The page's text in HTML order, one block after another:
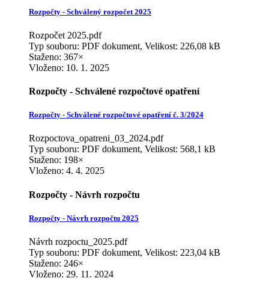
Rozpočty - Schválený rozpočet 2025
Rozpočet 2025.pdf
Typ souboru: PDF dokument, Velikost: 226,08 kB
Staženo: 367×
Vloženo: 10. 1. 2025
Rozpočty - Schválené rozpočtové opatření
Rozpočty - Schválené rozpočtové opatření č. 3/2024
Rozpoctova_opatreni_03_2024.pdf
Typ souboru: PDF dokument, Velikost: 568,1 kB
Staženo: 198×
Vloženo: 4. 4. 2025
Rozpočty - Návrh rozpočtu
Rozpočty - Návrh rozpočtu 2025
Návrh rozpoctu_2025.pdf
Typ souboru: PDF dokument, Velikost: 223,04 kB
Staženo: 246×
Vloženo: 29. 11. 2024